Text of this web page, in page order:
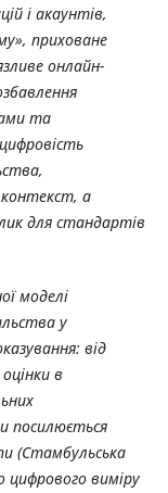
і акаунтів,
приховане
онлайн-
та
контекст, а
для стандартів
моделі
у
від
в
посилюється
(Стамбульська
цифрового виміру